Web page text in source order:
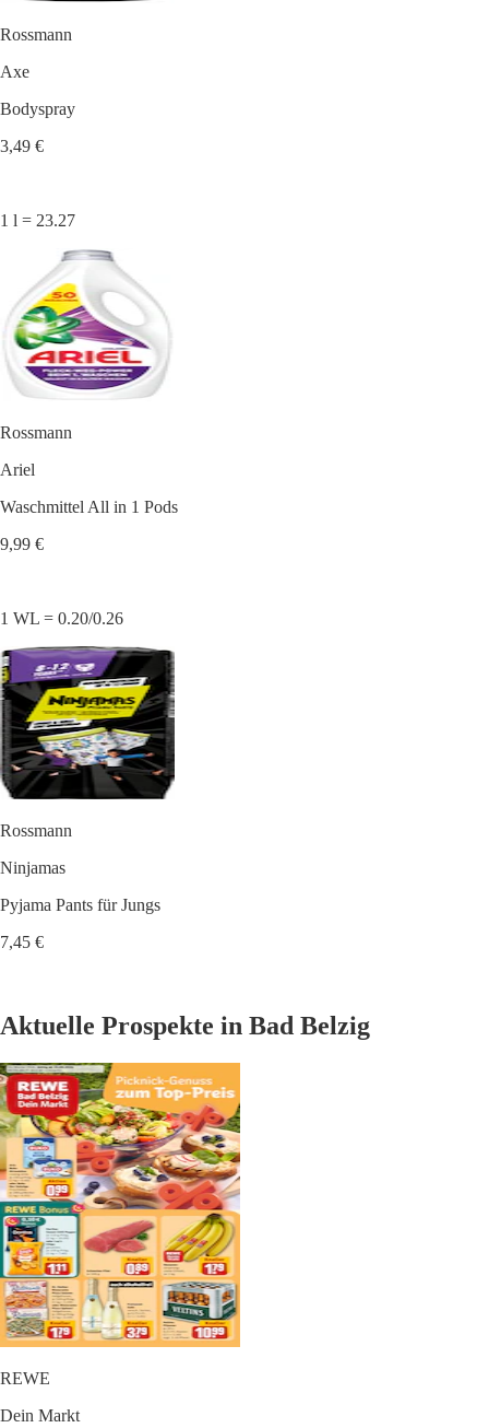
Rossmann
Axe
Bodyspray
3,49 €
1 l = 23.27
Rossmann
Ariel
Waschmittel All in 1 Pods
9,99 €
1 WL = 0.20/0.26
Rossmann
Ninjamas
Pyjama Pants für Jungs
7,45 €
Aktuelle Prospekte in Bad Belzig
REWE
Dein Markt